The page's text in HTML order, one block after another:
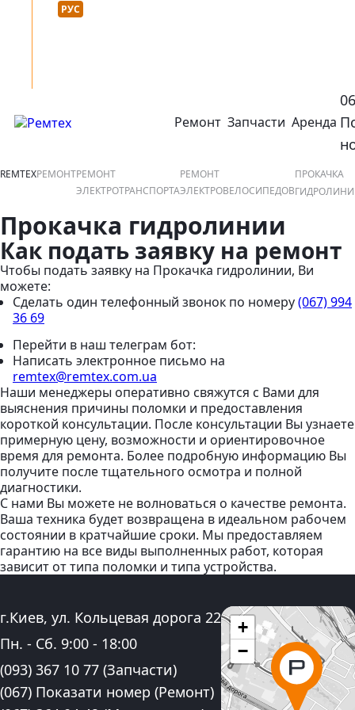
Язык сайта :
РУС
открыть или закрыть навигационное меню
Ремонт Запчасти Аренда
REMTEXРЕМОНТРЕМОНТ
ЭЛЕКТРОТРАНСПОРТА
РЕМОНТ
ЭЛЕКТРОВЕЛОСИПЕДОВ
ПРОКАЧКА
Прокачка гидролинии
Как подать заявку на ремонт
Чтобы подать заявку на Прокачка гидролинии, Ви
можете:
Сделать один телефонный звонок по номеру(067) 994
36 69
Перейти в наш телеграм бот:
Написать электронное письмо на
remtex@remtex.com.ua
Наши менеджеры оперативно свяжутся с Вами для
выяснения причины поломки и предоставления
короткой консультации. После консультации Вы узнаете
примерную цену, возможности и ориентировочное
время для ремонта. Более подробную информацию Вы
получите после тщательного осмотра и полной
диагностики.
С нами Вы можете не волноваться о качестве ремонта.
Ваша техника будет возвращена в идеальном рабочем
состоянии в кратчайшие сроки. Мы предоставляем
гарантию на все виды выполненных работ, которая
зависит от типа поломки и типа устройства.
Адрес:
г.Киев, ул. Кольцевая дорога 22
График работы:
Пн. - Сб. 9:00 - 18:00
Контактные номера телефона:
(093) 367 10 77 (Запчасти)
(067) Показати номер (Ремонт)
+
−